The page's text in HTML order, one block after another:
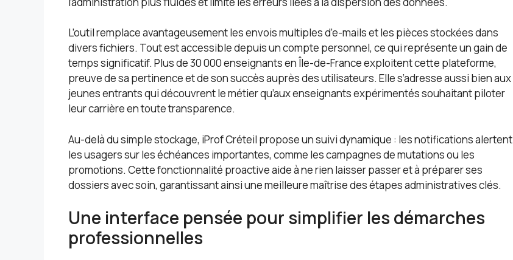
L’outil remplace avantageusement les envois multiples d’e-mails et les pièces stockées dans
divers fichiers. Tout est accessible depuis un compte personnel, ce qui représente un gain de
temps significatif. Plus de 30 000 enseignants en Île-de-France exploitent cette plateforme,
preuve de sa pertinence et de son succès auprès des utilisateurs. Elle s’adresse aussi bien aux
jeunes entrants qui découvrent le métier qu’aux enseignants expérimentés souhaitant piloter
leur carrière en toute transparence.
Au-delà du simple stockage, iProf Créteil propose un suivi dynamique : les notifications alertent
les usagers sur les échéances importantes, comme les campagnes de mutations ou les
promotions. Cette fonctionnalité proactive aide à ne rien laisser passer et à préparer ses
dossiers avec soin, garantissant ainsi une meilleure maîtrise des étapes administratives clés.
Une interface pensée pour simplifier les démarches
professionnelles